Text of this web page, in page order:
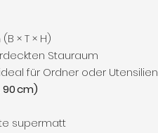
(B × T × H)
Stauraum
für Ordner oder Utensilien
cm)
supermatt